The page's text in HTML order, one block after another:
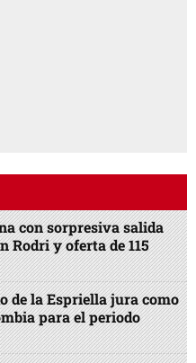
con sorpresiva salida
Rodri y oferta de 115
de la Espriella jura como
para el periodo